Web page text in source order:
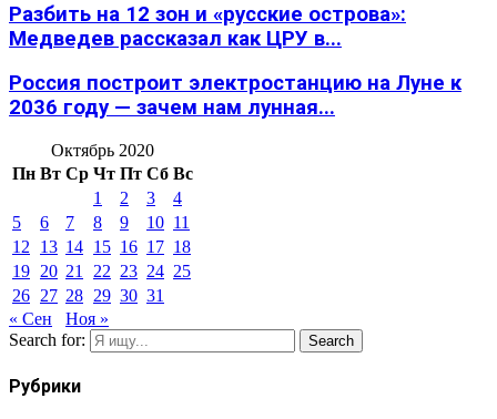
Разбить на 12 зон и «русские острова»:
Медведев рассказал как ЦРУ в...
Россия построит электростанцию на Луне к
2036 году — зачем нам лунная...
Октябрь 2020
Пн Вт Ср Чт Пт Сб Вс
1
2 3
4
5
6 7 8 9 10 11
12
13 14 15 16 17 18
19 20 21 22 23 24 25
26 27 28 29 30 31
« Сен
Ноя »
Search for:
Search
Рубрики